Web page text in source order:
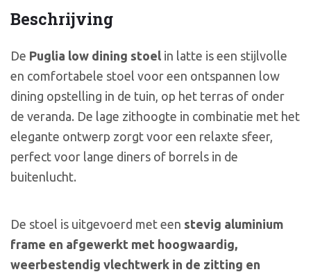
Beschrijving
De Puglia low dining stoel in latte is een stijlvolle
en comfortabele stoel voor een ontspannen low
dining opstelling in de tuin, op het terras of onder
de veranda. De lage zithoogte in combinatie met het
elegante ontwerp zorgt voor een relaxte sfeer,
perfect voor lange diners of borrels in de
buitenlucht.
De stoel is uitgevoerd met een stevig aluminium
frame en afgewerkt met hoogwaardig,
weerbestendig vlechtwerk in de zitting en